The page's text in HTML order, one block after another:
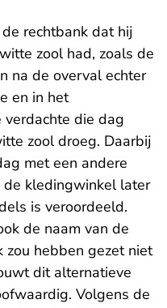
rechtbank dat hij
zool had, zoals de
na de overval echter
en in het
die dag
zool droeg. Daarbij
met een andere
kledingwinkel later
is veroordeeld.
de naam van de
zou hebben gezet niet
dit alternatieve
Volgens de